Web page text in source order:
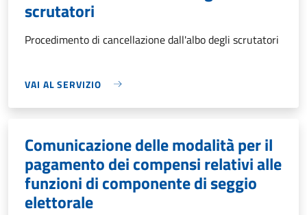
scrutatori
Procedimento di cancellazione dall'albo degli scrutatori
VAI AL SERVIZIO
Comunicazione delle modalità per il
pagamento dei compensi relativi alle
funzioni di componente di seggio
elettorale